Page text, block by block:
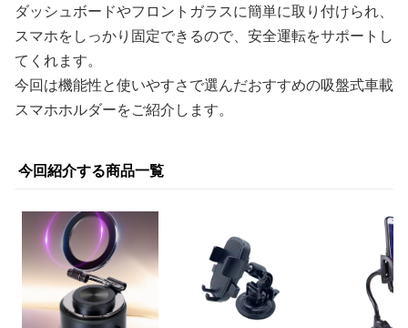
ダッシュボードやフロントガラスに簡単に取り付けられ、
スマホをしっかり固定できるので、安全運転をサポートし
てくれます。
今回は機能性と使いやすさで選んだおすすめの吸盤式車載
スマホホルダーをご紹介します。
今回紹介する商品一覧